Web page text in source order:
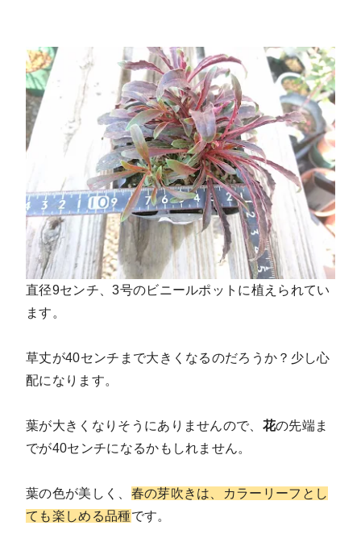
直径9センチ、3号のビニールポットに植えられてい
ます。
草丈が40センチまで大きくなるのだろうか？少し心
配になります。
葉が大きくなりそうにありませんので、 花の先端ま
でが40センチになるかもしれません。
葉の色が美しく、 春の芽吹きは、カラーリーフとし
ても楽しめる品種です。